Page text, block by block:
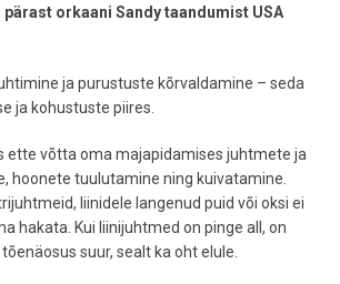
orkaani Sandy taandumist USA
ja purustuste kõrvaldamine – seda
ja kohustuste piires.
ette võtta oma majapidamises juhtmete ja
hoonete tuulutamine ning kuivatamine.
liinidele langenud puid või oksi ei
hakata. Kui liinijuhtmed on pinge all, on
suur, sealt ka oht elule.